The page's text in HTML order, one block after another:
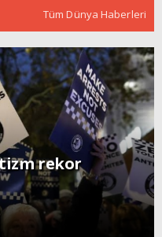
Tüm Dünya Haberleri
rekor